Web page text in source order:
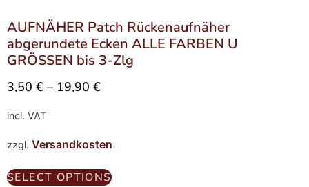
AUFNÄHER Patch Rückenaufnäher
abgerundete Ecken ALLE FARBEN U
GRÖSSEN bis 3-Zlg
3,50 € – 19,90 €
incl. VAT
zzgl. Versandkosten
SELECT OPTIONS